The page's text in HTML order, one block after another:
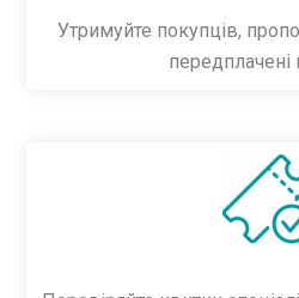
Утримуйте покупців,
передплачені